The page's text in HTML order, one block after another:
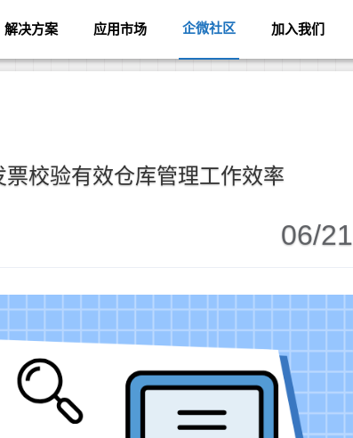
解决方案 应用市场 企微社区 加入我们
票校验有效仓库管理工作效率
06/21